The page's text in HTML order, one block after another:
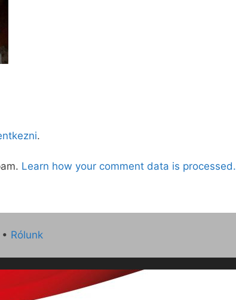
.
Learn how your comment data is processed.
• Rólunk